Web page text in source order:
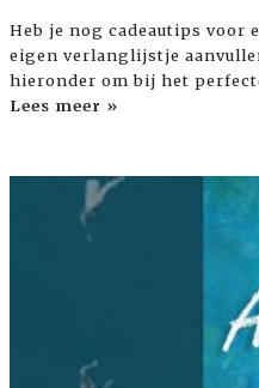
Heb je nog cadeautips
eigen verlanglijstje
hieronder om bij het
Lees meer »